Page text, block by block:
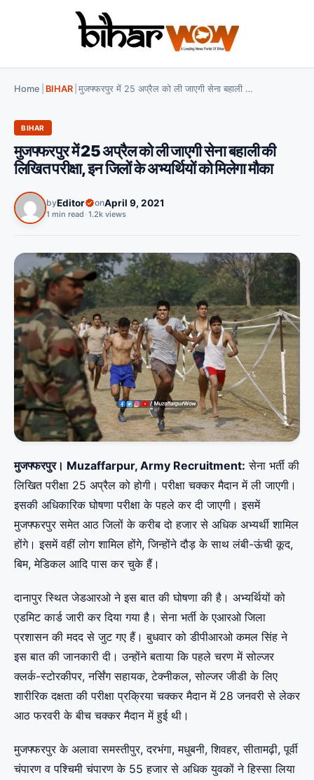
Home BIHAR मुजफ्फरपुर में 25 अप्रैल को ली जाएगी सेना बहाली की लिखित परीक्षा, इन जिलों के अभ्यर्थियों को मिलेगा मौका
BIHAR
मुजफ्फरपुर में 25 अप्रैल को ली जाएगी सेना बहाली की
लिखित परीक्षा, इन जिलों के अभ्यर्थियों को मिलेगा मौका
byEditor onApril 9, 2021
1 min read 1.2k views
मुजफ्फरपुर। Muzaffarpur, Army Recruitment: सेना भर्ती की
लिखित परीक्षा 25 अप्रैल को होगी। परीक्षा चक्कर मैदान में ली जाएगी।
इसकी अधिकारिक घोषणा परीक्षा के पहले कर दी जाएगी। इसमें
मुजफ्फरपुर समेत आठ जिलों के करीब दो हजार से अधिक अभ्यर्थी शामिल
होंगे। इसमें वहीं लोग शामिल होंगे, जिन्होंने दौड़ के साथ लंबी-ऊंची कूद,
बिम, मेडिकल आदि पास कर चुके हैं।
दानापुर स्थित जेडआरओ ने इस बात की घोषणा की है। अभ्यर्थियों को
एडमिट कार्ड जारी कर दिया गया है। सेना भर्ती के एआरओ जिला
प्रशासन की मदद से जुट गए हैं। बुधवार को डीपीआरओ कमल सिंह ने
इस बात की जानकारी दी। उन्होंने बताया कि पहले चरण में सोल्जर
क्लर्क-स्टोरकीपर, नर्सिंग सहायक, टेक्नीकल, सोल्जर जीडी के लिए
शारीरिक दक्षता की परीक्षा प्रक्रिया चक्कर मैदान में 28 जनवरी से लेकर
आठ फरवरी के बीच चक्कर मैदान में हुई थी।
मुजफ्फरपुर के अलावा समस्तीपुर, दरभंगा, मधुबनी, शिवहर, सीतामढ़ी, पूर्वी
चंपारण व पश्चिमी चंपारण के 55 हजार से अधिक युवकों ने हिस्सा लिया